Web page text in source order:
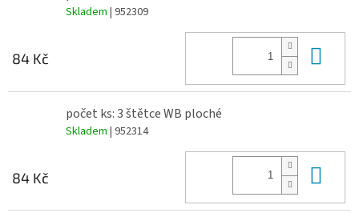
Skladem | 952309
84 Kč
počet ks: 3 štětce WB ploché
Skladem | 952314
84 Kč